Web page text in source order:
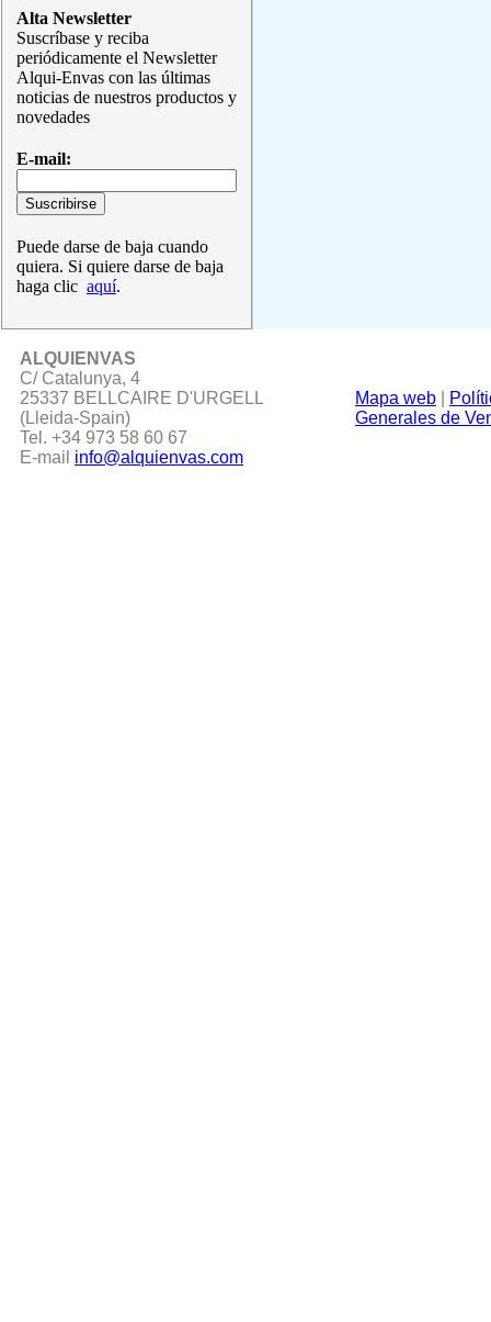
Alta Newsletter
Suscríbase y reciba
periódicamente el Newsletter
Alqui-Envas con las últimas
noticias de nuestros productos y
novedades
E-mail:
Puede darse de baja cuando
quiera. Si quiere darse de baja
haga clic aquí.
ALQUIENVAS
C/ Catalunya, 4
25337 BELLCAIRE D'URGELL
(Lleida-Spain)
Tel. +34 973 58 60 67
E-mail info@alquienvas.com
Mapa web
Generales de